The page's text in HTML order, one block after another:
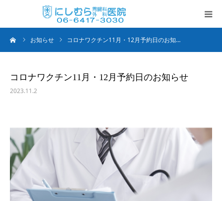
お知らせ コロナワクチン11月・12月予約日のお知…
コロナワクチン11月・12月予約日のお知らせ
2023.11.2
TOP
日帰り手術
胃・内視鏡検査
各種ワクチン